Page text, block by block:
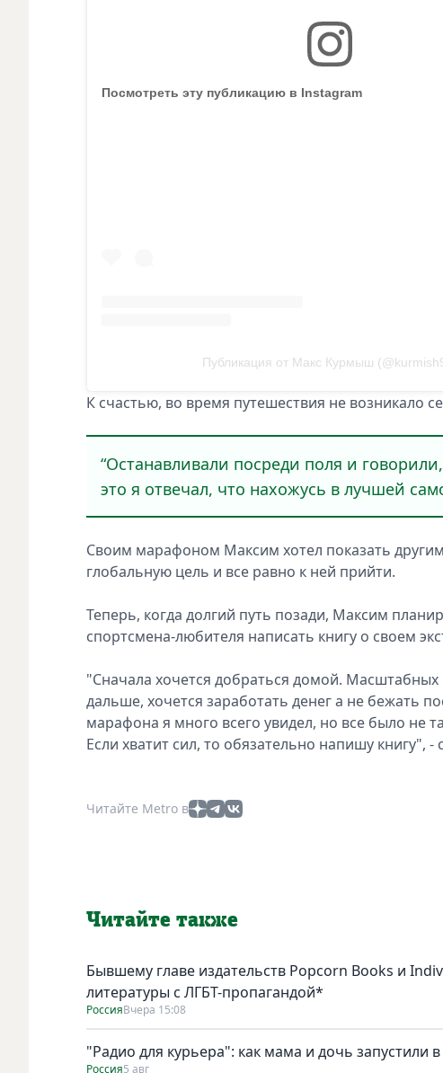
Посмотреть эту публикацию в Instagram
Публикация от Макс Курмыш
К счастью, во время путешествия не возникало
“Останавливали посреди поля и
это я отвечал, что нахожусь в лучшей
Своим марафоном Максим хотел показать
глобальную цель и все равно к ней прийти.
Теперь, когда долгий путь позади, Максим
спортсмена-любителя написать книгу о своем
"Сначала хочется добраться домой. Масштабных
дальше, хочется заработать денег а не бежать
марафона я много всего увидел, но все было не
Если хватит сил, то обязательно напишу книгу", -
Читайте Metro в
Читайте также
Бывшему главе издательств Popcorn Books и
литературы с ЛГБТ-пропагандой*
РоссияВчера 15:08
"Радио для курьера": как мама и дочь запустили
Россия5 авг